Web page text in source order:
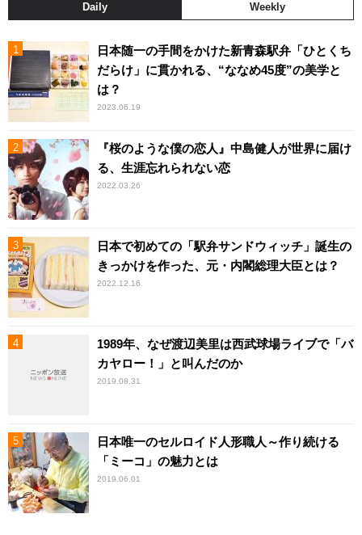
Daily Weekly
日本随一の手間をかけた新青森駅弁「ひとくち
だらけ」に貫かれる、“ななめ45度”の美学と
は？
2023.06.19
『桜のような僕の恋人』中島健人が世界に届け
る、生涯忘れられない恋
2022.03.26
日本で初めての「駅弁サンドウィッチ」誕生の
きっかけを作った、元・内閣総理大臣とは？
2022.12.16
1989年、なぜ渡辺美里は西武球場ライブで「バ
カヤロー！」と叫んだのか
2019.08.31
日本唯一のセルロイド人形職人～作り続ける
「ミーコ」の魅力とは
2019.06.01